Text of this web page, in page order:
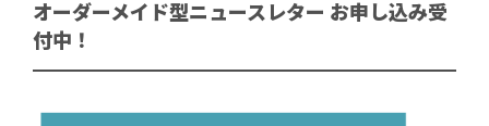
オーダーメイド型ニュースレター お申し込み受
付中！